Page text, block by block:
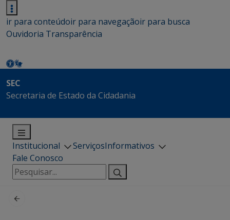
ir para conteúdoir para navegaçãoir para busca
Ouvidoria Transparência
SEC
Secretaria de Estado da Cidadania
Institucional ServiçosInformativos
Fale Conosco
Pesquisar
por: